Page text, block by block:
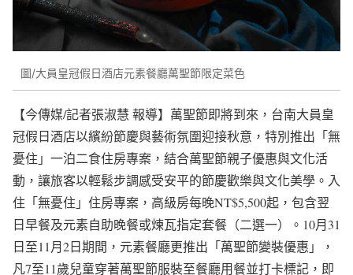
圖/大員皇冠假日酒店元素餐廳萬聖節限定菜色
【今傳媒/記者張淑慧 報導】萬聖節即將到來，台南大員皇
冠假日酒店以繽紛節慶與藝術氛圍迎接秋意，特別推出「無
憂住」一泊二食住房專案，結合萬聖節親子優惠與文化活
動，讓旅客以輕鬆步調感受安平的節慶歡樂與文化美學。入
住「無憂住」住房專案，高級房每晚NT$5,500起，包含翌
日早餐及元素自助晚餐或煉瓦指定套餐（二選一）。10月31
日至11月2日期間，元素餐廳更推出「萬聖節變裝優惠」，
凡7至11歲兒童穿著萬聖節服裝至餐廳用餐並打卡標記，即